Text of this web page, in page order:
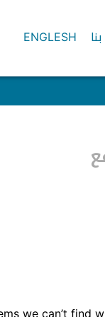
ENGLESH